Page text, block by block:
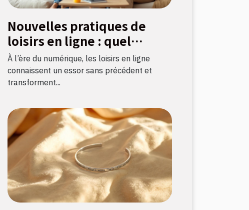
Nouvelles pratiques de
loisirs en ligne : quel
impact sur la culture
française ?
À l’ère du numérique, les loisirs en ligne
connaissent un essor sans précédent et
transforment...